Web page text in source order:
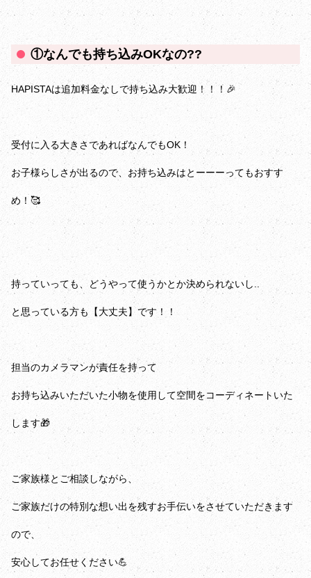
①なんでも持ち込みOKなの??
HAPISTAは追加料金なしで持ち込み大歓迎！！！🎉
受付に入る大きさであればなんでもOK！
お子様らしさが出るので、お持ち込みはとーーーってもおすす
め！🥰
持っていっても、どうやって使うかとか決められないし..
と思っている方も【大丈夫】です！！
担当のカメラマンが責任を持って
お持ち込みいただいた小物を使用して空間をコーディネートいた
します🎁
ご家族様とご相談しながら、
ご家族だけの特別な想い出を残すお手伝いをさせていただきます
ので、
安心してお任せください💪